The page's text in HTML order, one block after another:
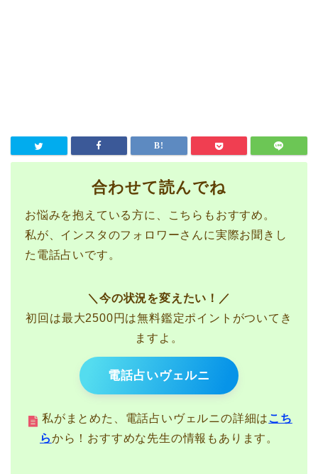
合わせて読んでね
お悩みを抱えている方に、こちらもおすすめ。
私が、インスタのフォロワーさんに実際お聞きし
た電話占いです。
＼今の状況を変えたい！／
初回は最大2500円は無料鑑定ポイントがついてき
ますよ。
電話占いヴェルニ
私がまとめた、電話占いヴェルニの詳細は こち
らから！おすすめな先生の情報もあります。